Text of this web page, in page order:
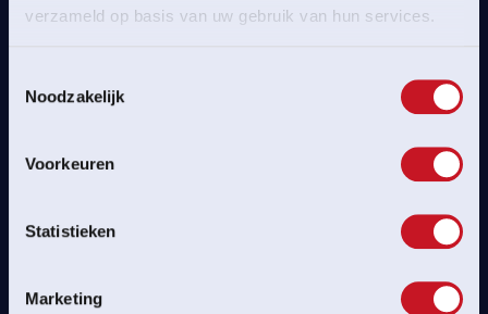
verzameld op basis van uw gebruik van hun services.
Noodzakelijk
Voorkeuren
Statistieken
Marketing
ZLM Tour
WIELERKALENDER